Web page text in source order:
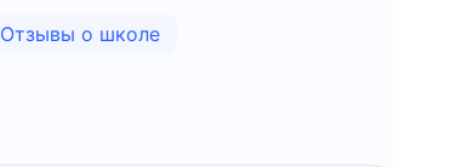
Отзывы о школе